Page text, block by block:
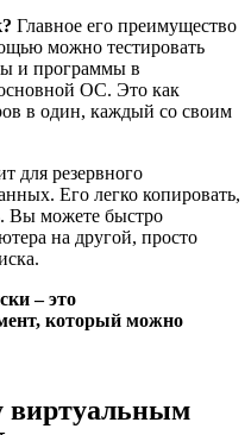
Главное его преимущество
можно тестировать
и программы в
ОС. Это как
в один, каждый со своим
для резервного
Его легко копировать,
Вы можете быстро
на другой, просто
– это
который можно
виртуальным